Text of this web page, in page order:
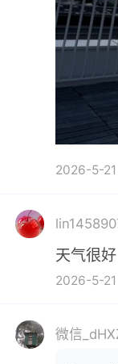
2026-5-
天气很
2026-5-
微信